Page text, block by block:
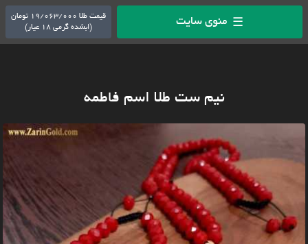
☰ منوی سایت
قیمت طلا 19/063/000 تومان
(ابشده گرمی 18 عیار)
نیم ست طلا اسم فاطمه